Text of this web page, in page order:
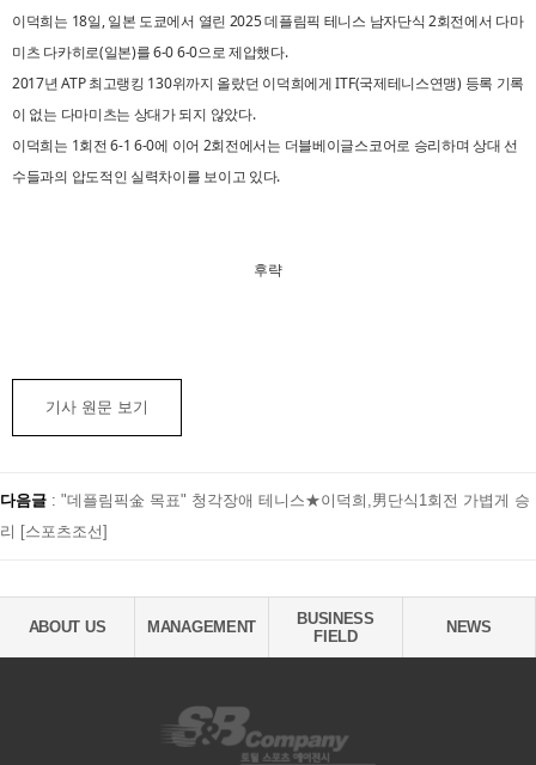
이덕희는 18일, 일본 도쿄에서 열린 2025 데플림픽 테니스 남자단식 2회전에서 다마
미츠 다카히로(일본)를 6-0 6-0으로 제압했다.
2017년 ATP 최고랭킹 130위까지 올랐던 이덕희에게 ITF(국제테니스연맹) 등록 기록
이 없는 다마미츠는 상대가 되지 않았다.
이덕희는 1회전 6-1 6-0에 이어 2회전에서는 더블베이글스코어로 승리하며 상대 선
수들과의 압도적인 실력차이를 보이고 있다.
후략
기사 원문 보기
다음글 : "데플림픽金 목표" 청각장애 테니스★이덕희,男단식1회전 가볍게 승
리 [스포츠조선]
ABOUT US MANAGEMENT
BUSINESS
FIELD
NEWS